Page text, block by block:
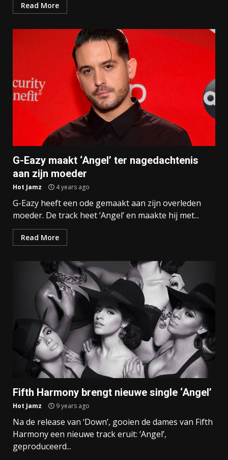
Read More
G-Eazy maakt ‘Angel’ ter nagedachtenis
aan zijn moeder
Hot Jamz 4 years ago
G-Eazy heeft een ode gemaakt aan zijn overleden
moeder. De track heet ‘Angel’ en maakte hij met...
Read More
Fifth Harmony brengt nieuwe single ‘Angel’
Hot Jamz 9 years ago
Na de release van ‘Down’, gooien de dames van Fifth
Harmony een nieuwe track eruit: ‘Angel’,
geproduceerd...